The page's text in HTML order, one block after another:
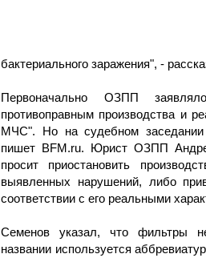
бактериального заражения", -
Первоначально ОЗПП
противоправным производства и
МЧС". Но на судебном заседании
пишет BFM.ru. Юрист ОЗПП
просит приостановить
выявленных нарушений, либо
соответствии с его реальными
Семенов указал, что фильтры
названии используется